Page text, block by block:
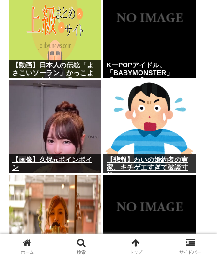
【動画】日本人の伝統「よ
さこいソーラン」かっこよ
すぎる。古来から我々の
DNAに刻まれた踊り
KーPOPアイドル、
「BABYMONSTER」
「ILLIT」「RESCENE」の
三国志時代に突入！
【画像】久保πボインボイ
ン
【悲報】わいの婚約者の実
家、キチゲエすぎて破談寸
前
人んちで宅飲みワイ「ゴム 【緊急高市速報】ガス警報
ホーム 検索 トップ サイドバー